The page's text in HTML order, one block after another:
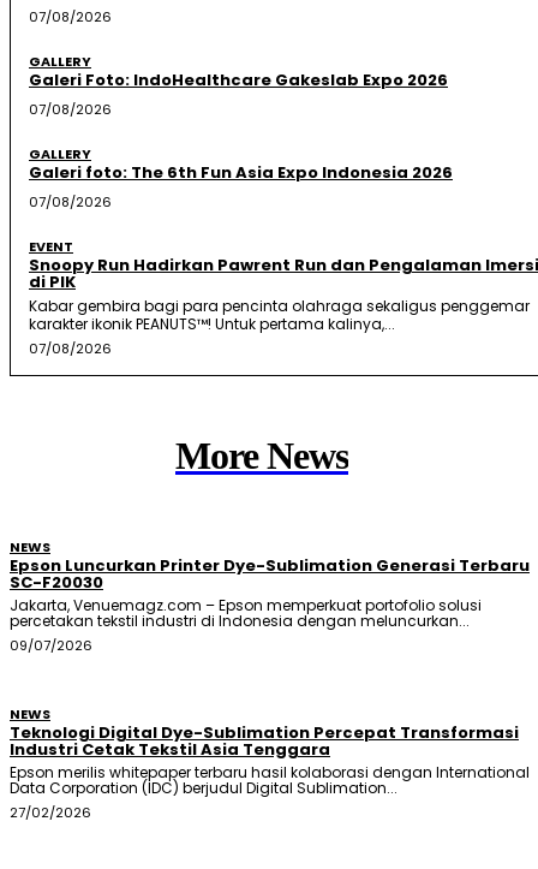
07/08/2026
GALLERY
Galeri Foto: IndoHealthcare Gakeslab Expo 2026
07/08/2026
GALLERY
Galeri foto: The 6th Fun Asia Expo Indonesia 2026
07/08/2026
EVENT
Snoopy Run Hadirkan Pawrent Run dan Pengalaman
di PIK
Kabar gembira bagi para pencinta olahraga sekaligus penggemar
karakter ikonik PEANUTS™! Untuk pertama kalinya,...
07/08/2026
More News
NEWS
Epson Luncurkan Printer Dye-Sublimation Generasi Terbaru
SC-F20030
Jakarta, Venuemagz.com – Epson memperkuat portofolio solusi
percetakan tekstil industri di Indonesia dengan meluncurkan...
09/07/2026
NEWS
Teknologi Digital Dye-Sublimation Percepat Transformasi
Industri Cetak Tekstil Asia Tenggara
Epson merilis whitepaper terbaru hasil kolaborasi dengan International
Data Corporation (IDC) berjudul Digital Sublimation...
27/02/2026